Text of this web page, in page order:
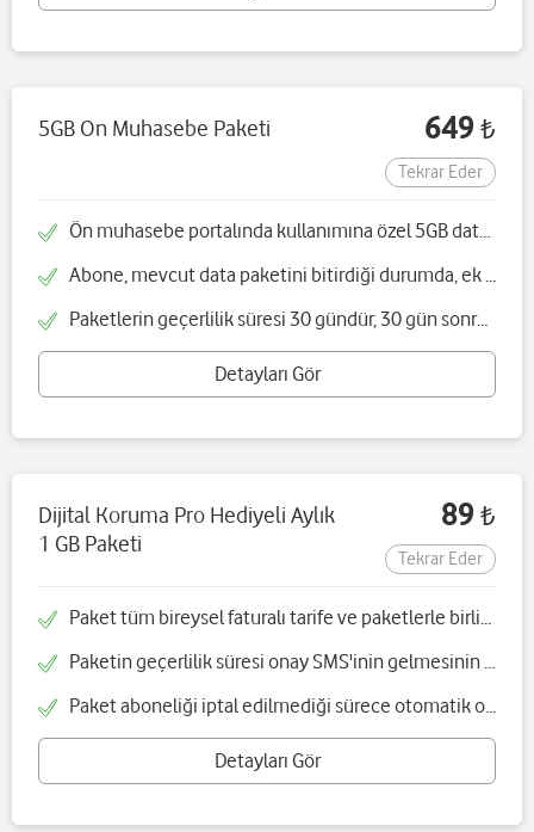
5GB On Muhasebe Paketi 649 ₺
Tekrar Eder
Ön muhasebe portalında kullanımına özel 5GB data paketi sunulacaktır
Abone, mevcut data paketini bitirdiği durumda, ek data paketi satın alabilecektir
Paketlerin geçerlilik süresi 30 gündür, 30 gün sonra paket otomatik yenilenmektedir
Detayları Gör
Dijital Koruma Pro Hediyeli Aylık
1 GB Paketi
89 ₺
Tekrar Eder
Paket tüm bireysel faturalı tarife ve paketlerle birlikte alınabilir
Paketin geçerlilik süresi onay SMS'inin gelmesinin ardından başlar
Paket aboneliği iptal edilmediği sürece otomatik olarak her ay yenilenir
Detayları Gör